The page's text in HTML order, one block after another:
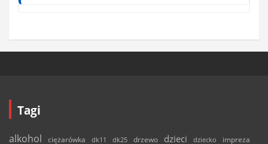
Tagi
alkohol ciężarówka dk11 dk25 drzewo dzieci dziecko
impreza